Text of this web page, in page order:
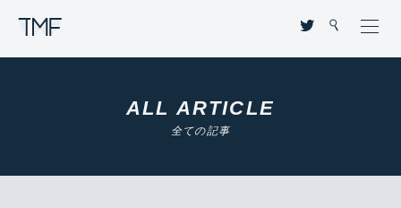
ALL ARTICLE
全ての記事